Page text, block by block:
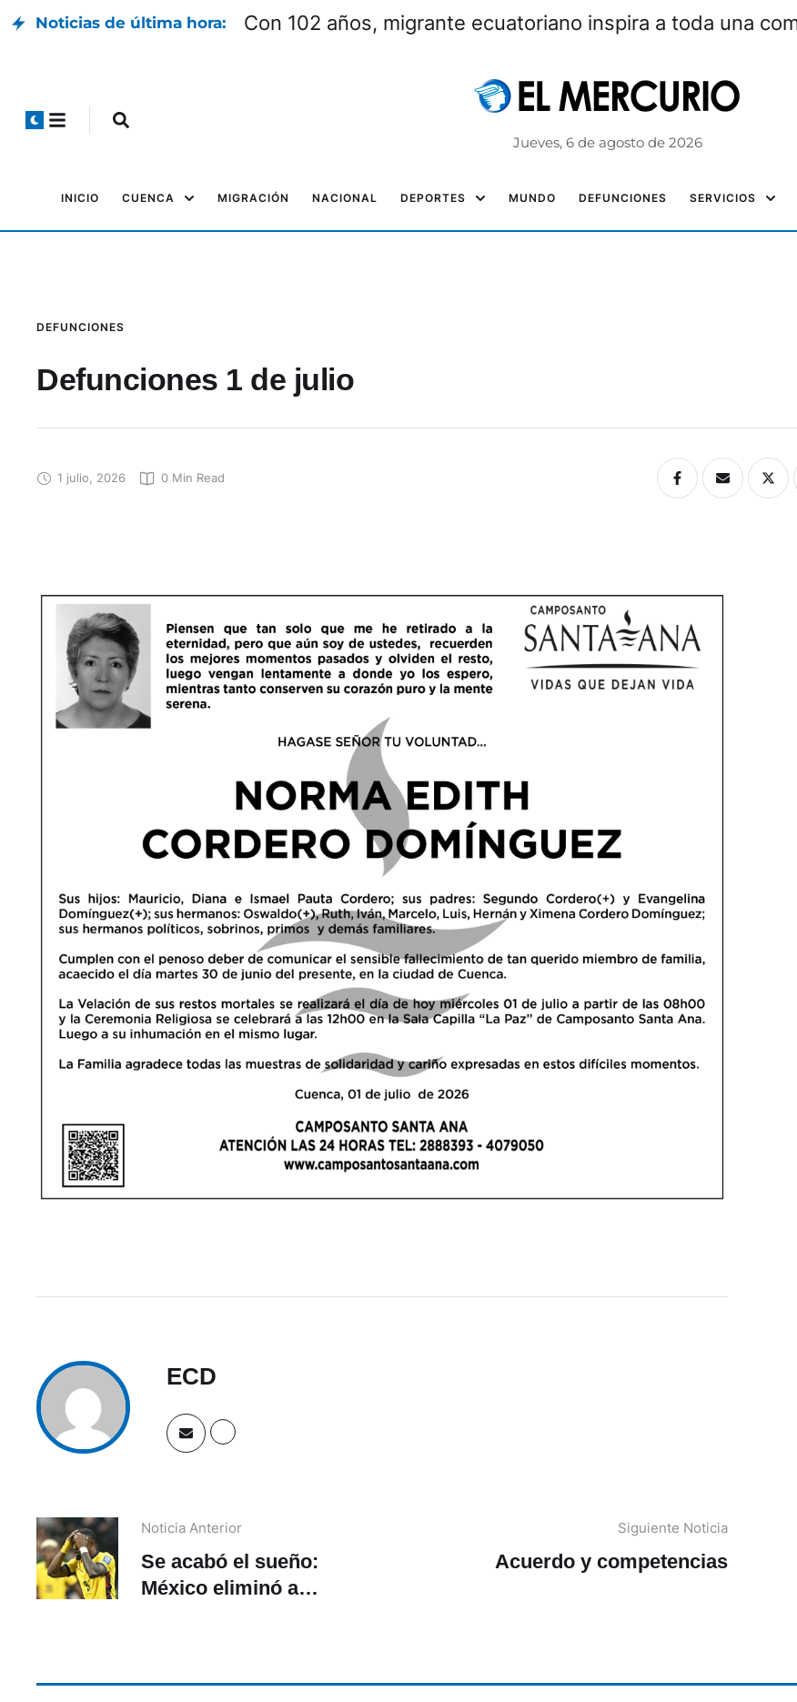
Noticias de última hora: Con 102 años, migrante ecuatoriano inspira a toda una
Jueves, 6 de agosto de 2026
INICIO CUENCA MIGRACIÓN NACIONAL DEPORTES MUNDO DEFUNCIONES SERVICIOS
DEFUNCIONES
Defunciones 1 de julio
1 julio, 2026 0 Min Read
ECD
Noticia Anterior
Se acabó el sueño:
México eliminó a
Siguiente Noticia
Acuerdo y competencias